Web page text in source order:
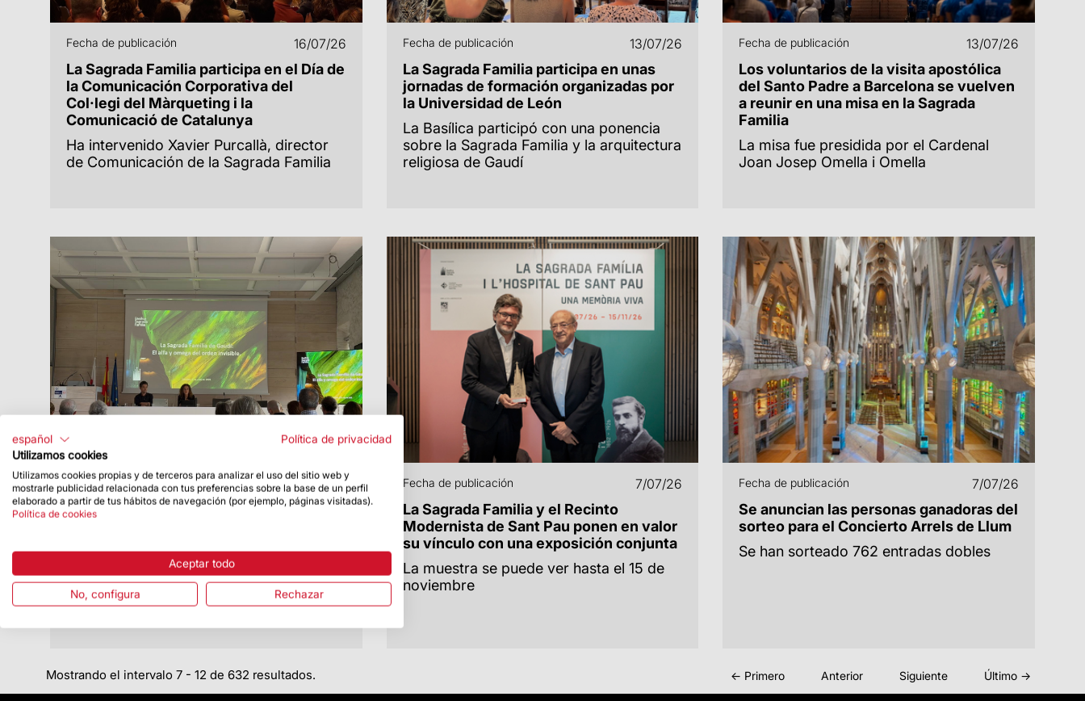
Fecha de publicación 16/07/26
La Sagrada Familia participa en el Día de
la Comunicación Corporativa del
Col·legi del Màrqueting i la
Comunicació de Catalunya
Ha intervenido Xavier Purcallà, director
de Comunicación de la Sagrada Familia
Fecha de publicación 13/07/26
La Sagrada Familia participa en unas
jornadas de formación organizadas por
la Universidad de León
La Basílica participó con una ponencia
sobre la Sagrada Familia y la arquitectura
religiosa de Gaudí
Fecha de publicación 13/07/26
Los voluntarios de la visita apostólica
del Santo Padre a Barcelona se vuelven
a reunir en una misa en la Sagrada
Familia
La misa fue presidida por el Cardenal
Joan Josep Omella i Omella
Fecha de publicación 10/07/26
La Sagrada Familia participa en unas
La participación de la Sagrada Familia
tuvo lugar el 9 de julio
Fecha de publicación 7/07/26
La Sagrada Familia y el Recinto
Modernista de Sant Pau ponen en valor
su vínculo con una exposición conjunta
La muestra se puede ver hasta el 15 de
noviembre
Fecha de publicación 7/07/26
Se anuncian las personas ganadoras del
sorteo para el Concierto Arrels de Llum
Se han sorteado 762 entradas dobles
Mostrando el intervalo 7 - 12 de 632 resultados. ← Primero Anterior Siguiente Último →
español
Política de privacidad
Utilizamos cookies
Utilizamos cookies propias y de terceros para analizar el uso del sitio web y
mostrarle publicidad relacionada con tus preferencias sobre la base de un perfil
elaborado a partir de tus hábitos de navegación (por ejemplo, páginas visitadas).
Política de cookies
Aceptar todo
No, configura Rechazar